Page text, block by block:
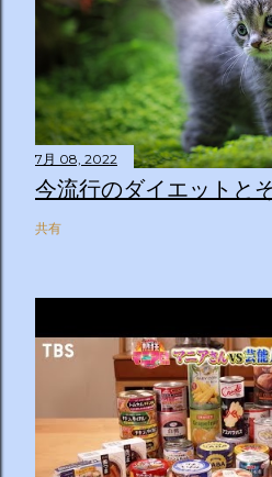
7月 08, 2022
今流行のダイエットと
共有